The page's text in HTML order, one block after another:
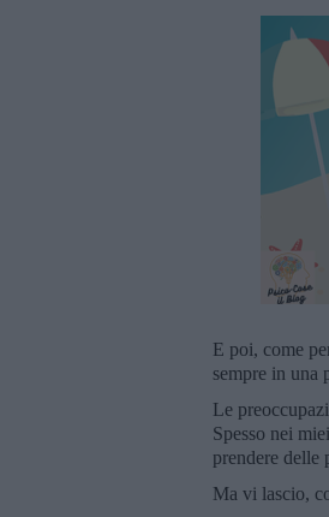
E poi, come
sempre in una
Le
Spesso nei
prendere delle
Ma vi lascio,